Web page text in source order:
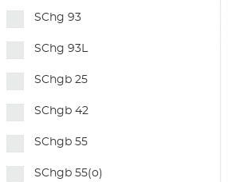
Колеса для пищевого
оборудования
Колеса для автомобильной
промышленности
Специальные колеса и
аксессуары
SChg 93
SChg 93L
SChgb 25
SChgb 42
SChgb 55
SChgb 55(o)